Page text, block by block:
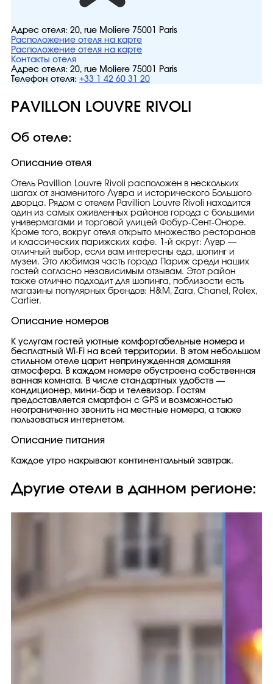
Адрес отеля: 20, rue Moliere 75001 Paris
Расположение отеля на карте
Расположение отеля на карте
Контакты отеля
Адрес отеля: 20, rue Moliere 75001 Paris
Телефон отеля: +33 1 42 60 31 20
PAVILLON LOUVRE RIVOLI
Об отеле:
Описание отеля
Отель Pavillion Louvre Rivoli расположен в нескольких
шагах от знаменитого Лувра и исторического Большого
дворца. Рядом с отелем Pavillion Louvre Rivoli находится
один из самых оживленных районов города с большими
универмагами и торговой улицей Фобур-Сент-Оноре.
Кроме того, вокруг отеля открыто множество ресторанов
и классических парижских кафе. 1-й округ: Лувр —
отличный выбор, если вам интересны еда, шопинг и
музеи. Это любимая часть города Париж среди наших
гостей согласно независимым отзывам. Этот район
также отлично подходит для шопинга, поблизости есть
магазины популярных брендов: H&M, Zara, Chanel, Rolex,
Cartier.
Описание номеров
К услугам гостей уютные комфортабельные номера и
бесплатный Wi-Fi на всей территории. В этом небольшом
стильном отеле царит непринужденная домашняя
атмосфера. В каждом номере обустроена собственная
ванная комната. В числе стандартных удобств —
кондиционер, мини-бар и телевизор. Гостям
предоставляется смартфон с GPS и возможностью
неограниченно звонить на местные номера, а также
пользоваться интернетом.
Описание питания
Каждое утро накрывают континентальный завтрак.
Другие отели в данном регионе: